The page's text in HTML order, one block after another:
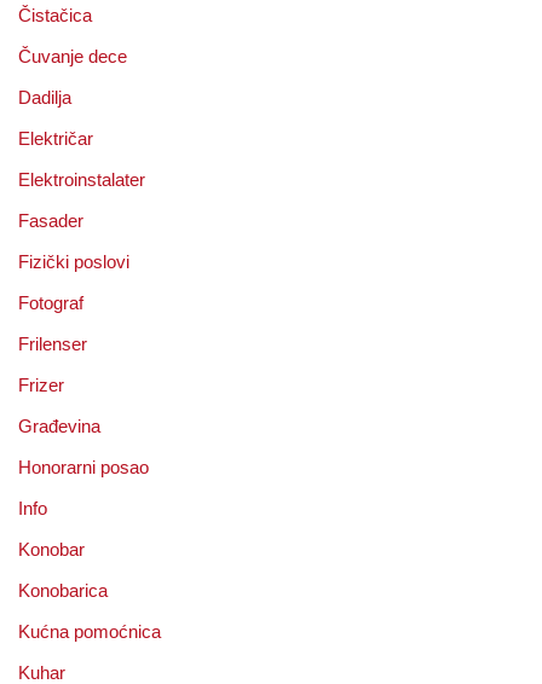
Čistačica
Čuvanje dece
Dadilja
Električar
Elektroinstalater
Fasader
Fizički poslovi
Fotograf
Frilenser
Frizer
Građevina
Honorarni posao
Info
Konobar
Konobarica
Kućna pomoćnica
Kuhar